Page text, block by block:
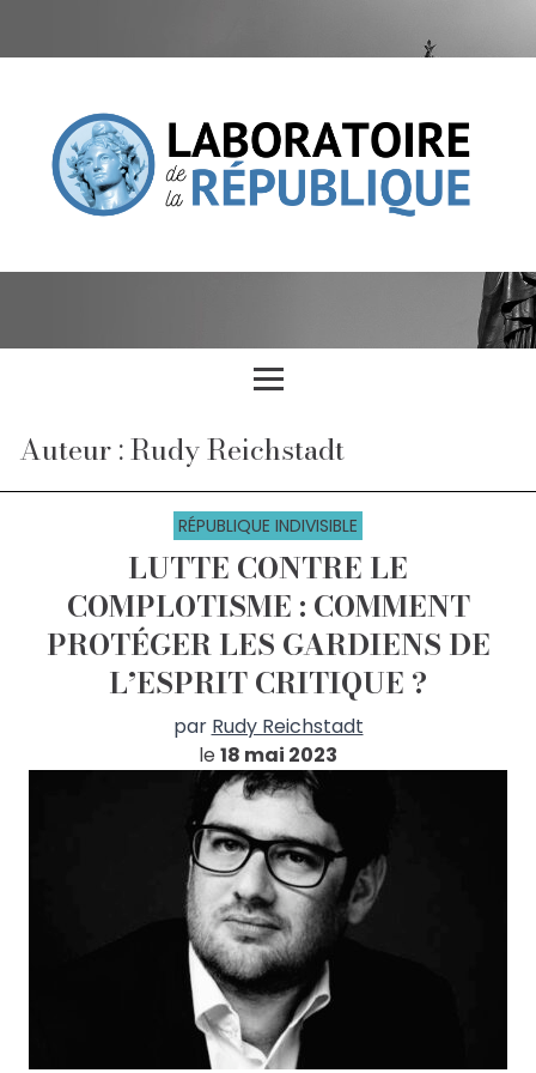
Auteur : Rudy Reichstadt
RÉPUBLIQUE INDIVISIBLE
LUTTE CONTRE LE
COMPLOTISME : COMMENT
PROTÉGER LES GARDIENS DE
L’ESPRIT CRITIQUE ?
par Rudy Reichstadt
le18 mai 2023